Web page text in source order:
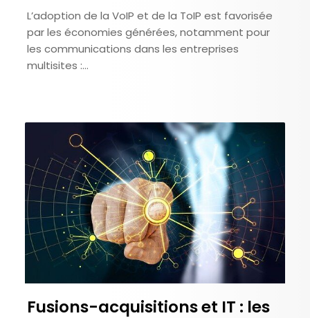
L’adoption de la VoIP et de la ToIP est favorisée
par les économies générées, notamment pour
les communications dans les entreprises
multisites :…
Fusions-acquisitions et IT : les